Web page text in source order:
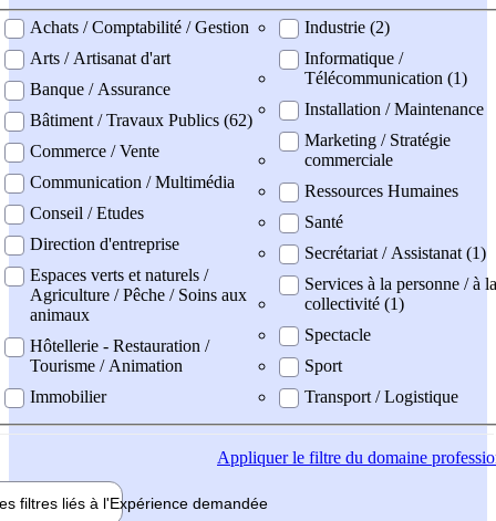
professionel
Achats / Comptabilité / Gestion
Arts / Artisanat d'art
Banque / Assurance
Bâtiment / Travaux Publics (62)
Commerce / Vente
Communication / Multimédia
Conseil / Etudes
Direction d'entreprise
Espaces verts et naturels /
Agriculture / Pêche / Soins aux
animaux
Hôtellerie - Restauration /
Tourisme / Animation
Immobilier
Industrie (2)
Informatique /
Télécommunication (1)
Installation / Maintenance
Marketing / Stratégie
commerciale
Ressources Humaines
Santé
Secrétariat / Assistanat (1)
Services à la personne / à la
collectivité (1)
Spectacle
Sport
Transport / Logistique
Appliquerle filtre du domaine
filtres liés à l'Expérience demandée